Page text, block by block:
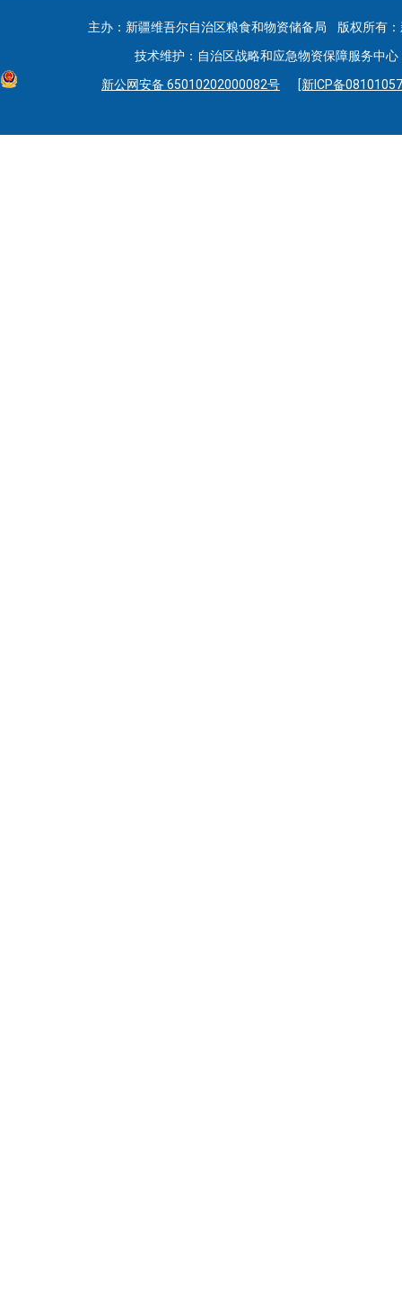
主办：新疆维吾尔自治区粮食和物资储备局 版权所有
技术维护：自治区战略和应急物资保障服务中
新公网安备 65010202000082号
[新ICP备